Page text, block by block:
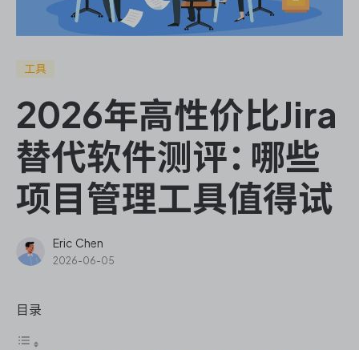
ONES Desk
ONES Assistant
工具
2026年高性价比Jira
替代软件测评：哪些
项目管理工具值得试
Eric Chen
2026-06-05
目录